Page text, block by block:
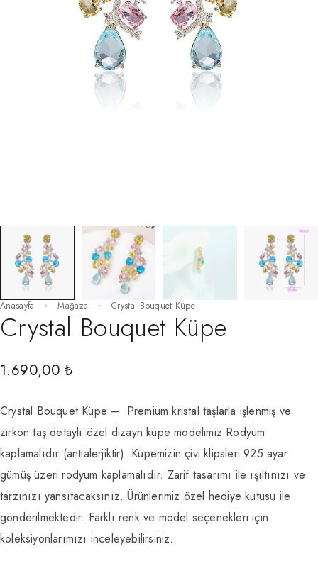
Anasayfa Mağaza Crystal Bouquet Küpe
Crystal Bouquet Küpe
1.690,00 ₺
Crystal Bouquet Küpe – Premium kristal taşlarla işlenmiş ve
zirkon taş detaylı özel dizayn küpe modelimiz Rodyum
kaplamalıdır (antialerjiktir). Küpemizin çivi klipsleri 925 ayar
gümüş üzeri rodyum kaplamalıdır. Zarif tasarımı ile ışıltınızı ve
tarzınızı yansıtacaksınız. Ürünlerimiz özel hediye kutusu ile
gönderilmektedir. Farklı renk ve model seçenekleri için
koleksiyonlarımızı inceleyebilirsiniz.